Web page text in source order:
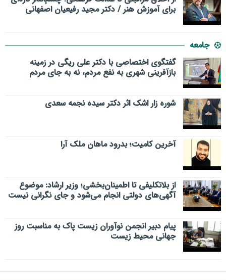
برای آموزش هنر / دکتر مجید رفیعیان اصفهانی
جامعه
گفتگوی اختصاصی با دکتر علی ریگی در زمینه
بازآفرینی شهری به نفع مردم، نه به جای مردم
شوره زار اشک اثر دکتر سیده نجمه سعدی
​آخرین کامیت؛ بدرود ماهان ملک آرا
از بلاتکلیفی تا اطمینان‌بخشی؛ وزیر ارشاد: موضوع
آگهی‌های دولتی انجام می‌شود و جای نگرانی نیست
پیام دبیر انجمن نوآوران زیست پاک به مناسبت روز
جهانی محیط زیست